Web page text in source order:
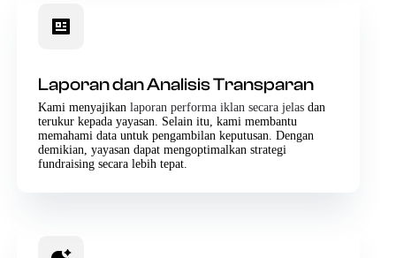
Laporan dan Analisis Transparan
Kami menyajikan laporan performa iklan secara jelas dan
terukur kepada yayasan. Selain itu, kami membantu
memahami data untuk pengambilan keputusan. Dengan
demikian, yayasan dapat mengoptimalkan strategi
fundraising secara lebih tepat.